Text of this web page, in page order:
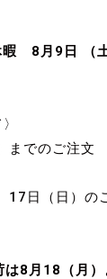
9日 （土
までの
日（日）の
8月18（月）